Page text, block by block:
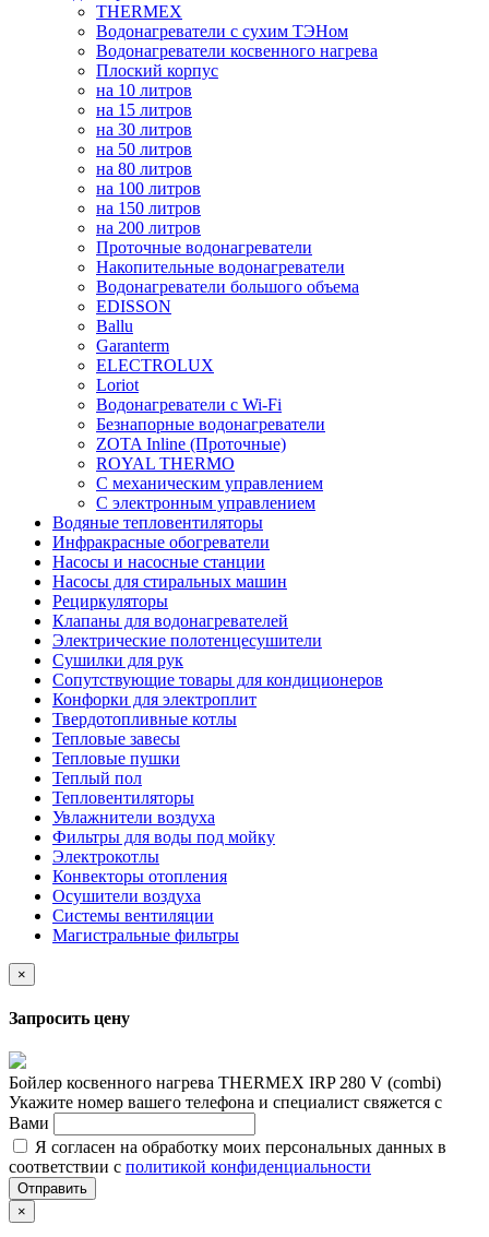
THERMEX
Водонагреватели с сухим ТЭНом
Водонагреватели косвенного нагрева
Плоский корпус
на 10 литров
на 15 литров
на 30 литров
на 50 литров
на 80 литров
на 100 литров
на 150 литров
на 200 литров
Проточные водонагреватели
Накопительные водонагреватели
Водонагреватели большого объема
EDISSON
Ballu
Garanterm
ELECTROLUX
Loriot
Водонагреватели с Wi-Fi
Безнапорные водонагреватели
ZOTA Inline (Проточные)
ROYAL THERMO
С механическим управлением
С электронным управлением
Водяные тепловентиляторы
Инфракрасные обогреватели
Насосы и насосные станции
Насосы для стиральных машин
Рециркуляторы
Клапаны для водонагревателей
Электрические полотенцесушители
Сушилки для рук
Сопутствующие товары для кондиционеров
Конфорки для электроплит
Твердотопливные котлы
Тепловые завесы
Тепловые пушки
Теплый пол
Тепловентиляторы
Увлажнители воздуха
Фильтры для воды под мойку
Электрокотлы
Конвекторы отопления
Осушители воздуха
Системы вентиляции
Магистральные фильтры
×
Запросить цену
Бойлер косвенного нагрева THERMEX IRP 280 V (combi)
Укажите номер вашего телефона и специалист свяжется с
Вами
Я согласен на обработку моих персональных данных в
соответствии с политикой конфиденциальности
Отправить
×